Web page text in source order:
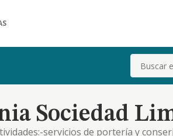
Buscar
Sociedad
servicios de portería y